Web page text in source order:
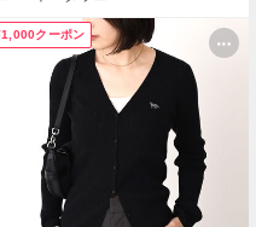
クーポン